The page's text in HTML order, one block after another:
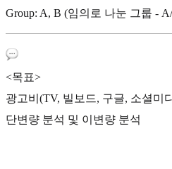
Group: A, B (임의로 나눈 그룹 -
<목표>
광고비(TV, 빌보드, 구글, 소셜미
단변량 분석 및 이변량 분석